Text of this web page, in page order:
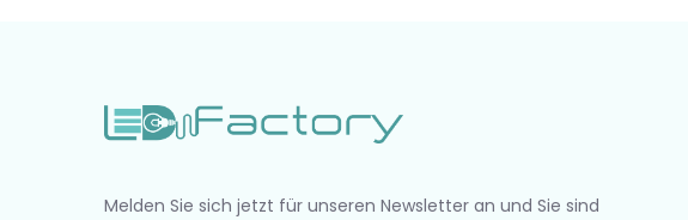
Melden Sie sich jetzt für unseren Newsletter an und Sie sind